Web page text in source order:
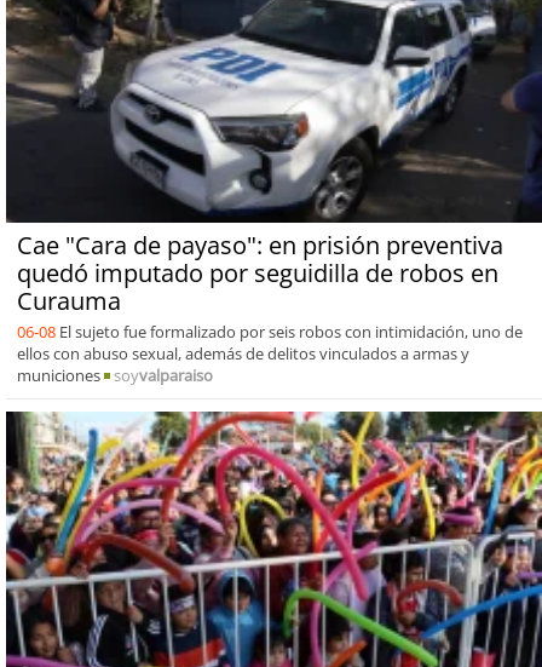
Cae "Cara de payaso": en prisión preventiva
quedó imputado por seguidilla de robos en
Curauma
06-08 El sujeto fue formalizado por seis robos con intimidación, uno de
ellos con abuso sexual, además de delitos vinculados a armas y
municiones
soyvalparaiso